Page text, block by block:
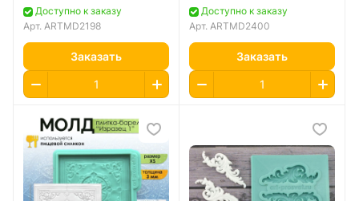
Доступно к заказу
Арт. ARTMD2198
Заказать
Доступно к заказу
Арт. ARTMD2400
Заказать